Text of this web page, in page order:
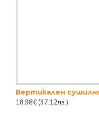
18.98€ (37.12лв.)